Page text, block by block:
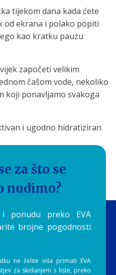
tijekom dana kada ćete
od ekrana i polako popiti
kao kratku pauzu
započeti velikim
čašom vode, nekoliko
koji ponavljamo svakoga
i ugodno hidratiziran
vode
i ukusnu vodu učiniti
za što se
nudimo?
ponudu preko EVA
brojne pogodnosti
ne želite više primati EVA
za skidanjem s liste, preko